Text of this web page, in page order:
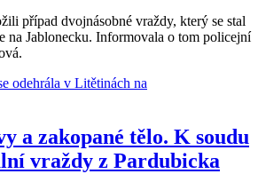
případ dvojnásobné vraždy, který se stal
na Jablonecku. Informovala o tom policejní
a zakopané tělo. K soudu
vraždy z Pardubicka